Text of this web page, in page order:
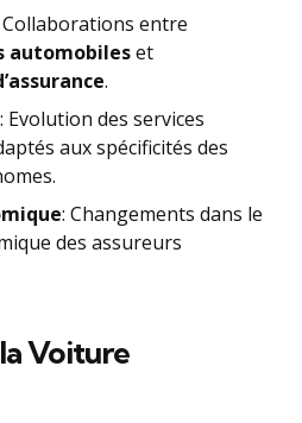
Collaborations entre
automobileset
.
: Evolution des services
aux spécificités des
: Changements dans le
des assureurs
Voiture